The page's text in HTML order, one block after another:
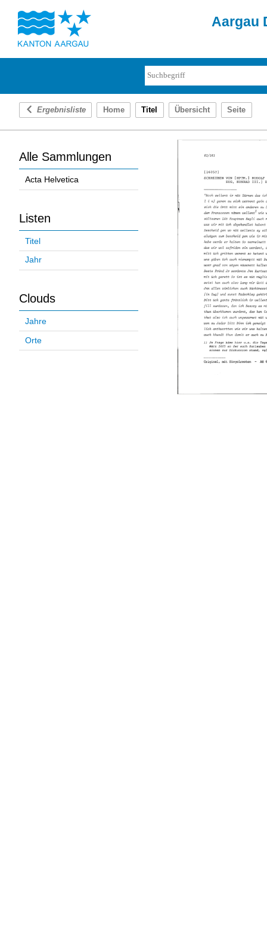
Aargau
Ergebnisliste Home Titel Übersicht Seite
Alle Sammlungen
Acta Helvetica
Listen
Titel
Jahr
Clouds
Jahre
Orte